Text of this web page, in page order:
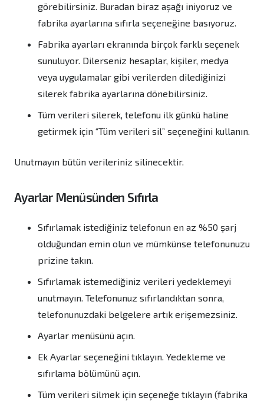
görebilirsiniz. Buradan biraz aşağı iniyoruz ve
fabrika ayarlarına sıfırla seçeneğine basıyoruz.
Fabrika ayarları ekranında birçok farklı seçenek
sunuluyor. Dilerseniz hesaplar, kişiler, medya
veya uygulamalar gibi verilerden dilediğinizi
silerek fabrika ayarlarına dönebilirsiniz.
Tüm verileri silerek, telefonu ilk günkü haline
getirmek için “Tüm verileri sil” seçeneğini kullanın.
Unutmayın bütün verileriniz silinecektir.
Ayarlar Menüsünden Sıfırla
Sıfırlamak istediğiniz telefonun en az %50 şarj
olduğundan emin olun ve mümkünse telefonunuzu
prizine takın.
Sıfırlamak istemediğiniz verileri yedeklemeyi
unutmayın. Telefonunuz sıfırlandıktan sonra,
telefonunuzdaki belgelere artık erişemezsiniz.
Ayarlar menüsünü açın.
Ek Ayarlar seçeneğini tıklayın. Yedekleme ve
sıfırlama bölümünü açın.
Tüm verileri silmek için seçeneğe tıklayın (fabrika